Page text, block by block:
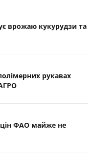
врожаю кукурудзи та
рукавах
цін ФАО майже не